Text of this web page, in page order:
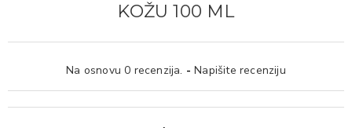
KOŽU 100 ML
Na osnovu 0 recenzija. - Napišite recenziju